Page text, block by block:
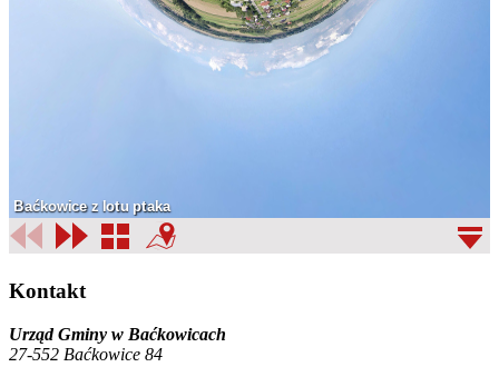
Kontakt
Urząd Gminy w Baćkowicach
27-552 Baćkowice 84